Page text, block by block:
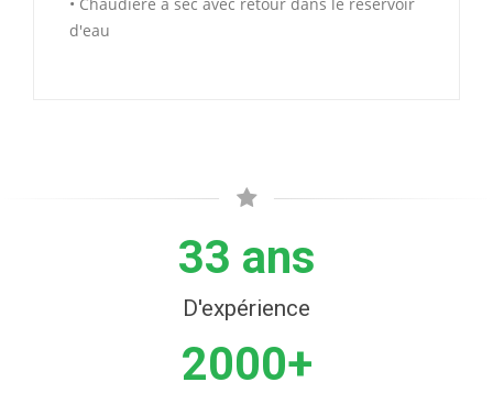
• Chaudière à sec avec retour dans le réservoir
d'eau
33 ans
D'expérience
2000+